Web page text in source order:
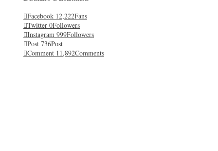
Facebook 12,222Fans
Twitter 0Followers
Instagram 999Followers
Post 736Post
Comment 11,892Comments